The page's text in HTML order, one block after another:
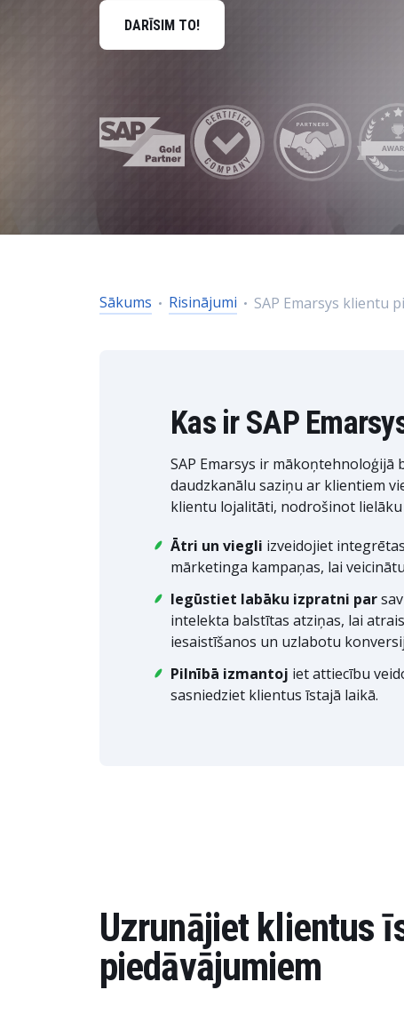
Dati un analītika
Ilgtspējas risinājumi
DARĪSIM TO!
Sākums Risinājumi SAP Emarsys klientu
Kas ir SAP
SAP Emarsys ir
daudzkanālu saziņu ar klientiem
klientu lojalitāti, nodrošinot
Ātri un viegli izveidojiet
mārketinga kampaņas, lai
Iegūstiet labāku izpratni par
intelekta balstītas atziņas, lai
iesaistīšanos un uzlabotu
Pilnībā izmantoj iet attiecību
sasniedziet klientus īstajā laikā.
Uzrunājiet klientus
piedāvājumiem